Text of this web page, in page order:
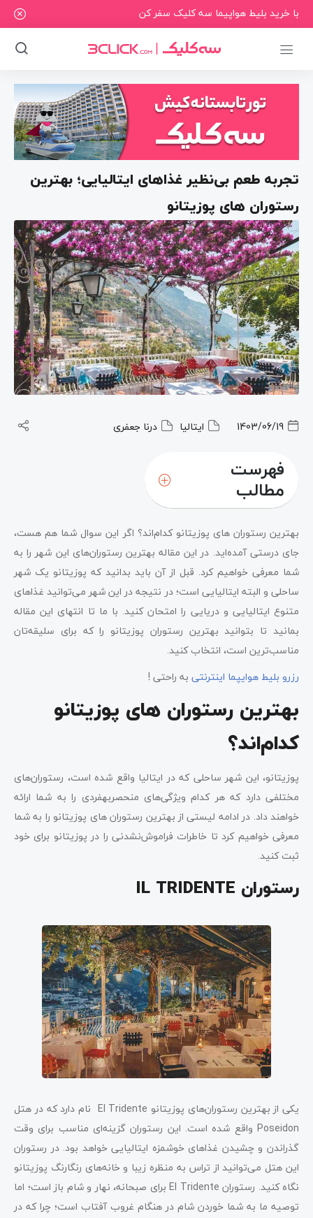
با خرید بلیط هواپیما سه کلیک سفر کن
تجربه طعم بی‌نظیر غذاهای ایتالیایی؛ بهترین
رستوران های پوزیتانو
1403/06/19 ایتالیا درنا جعفری
فهرست
مطالب
کلام آخر سه کلیک درباره بهترین رستوران های پوزیتانو
بهترین رستورا‌ن های پوزیتانو کدام‌اند؟ اگر این سوال شما هم هست،
جای درستی آمده‌اید. در این مقاله بهترین رستوران‌های این شهر را به
شما معرفی خواهیم کرد. قبل از آن باید بدانید که پوزیتانو یک شهر
ساحلی و البته ایتالیایی است؛ در نتیجه در این شهر می‌توانید غذاهای
متنوع ایتالیایی و دریایی را امتحان کنید. با ما تا انتهای این مقاله
بمانید تا بتوانید بهترین رستوران پوزیتانو را که برای سلیقه‌تان
مناسب‌ترین است، انتخاب کنید.
رزرو بلیط هوایپما اینترنتی به راحتی !
بهترین رستوران های پوزیتانو
کدام‌اند؟
پوزیتانو، این شهر ساحلی که در ایتالیا واقع شده است، رستوران‌های
مختلفی دارد که هر کدام ویژگی‌های منحصربه‎فردی را به شما ارائه
خواهند داد. در ادامه لیستی از بهترین رستوران های پوزیتانو را به شما
معرفی خواهیم کرد تا خاطرات فراموش‌نشدنی را در پوزیتانو برای خود
ثبت کنید.
رستوران IL TRIDENTE
یکی از بهترین رستوران‌های پوزیتانو El Tridente نام دارد که در هتل
Poseidon واقع شده است. این رستوران گزینه‌ای مناسب برای وقت
گذراندن و چشیدن غذا‌های خوشمزه ایتالیایی خواهد بود. در رستوران
این هتل می‌توانید از تراس به منظره زیبا و خانه‌های رنگارنگ پوزیتانو
نگاه کنید. رستوران El Tridente برای صبحانه، نهار و شام باز است؛ اما
توصیه ما به شما خوردن شام در هنگام غروب آفتاب است؛ چرا که در